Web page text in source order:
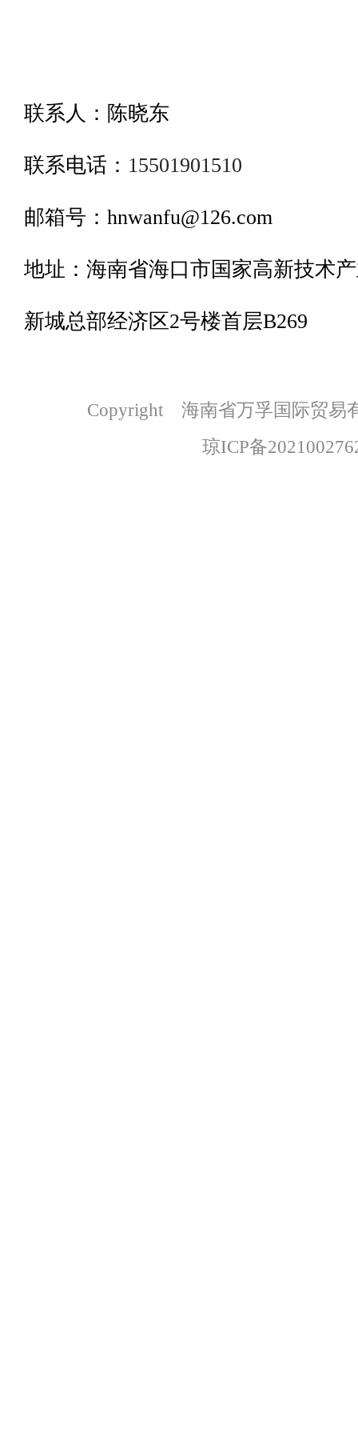
联系人：陈晓东
联系电话： 15501901510
邮箱号：hnwanfu@126.com
地址：海南省海口市国家高新技术
新城总部经济区2号楼首层B269
Copyright 海南省万孚国际贸
琼ICP备